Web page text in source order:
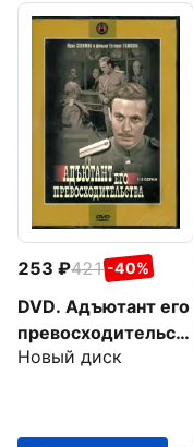
253 421 -40%
DVD. Адъютант его
превосходительст
ва 1-3
Новый диск